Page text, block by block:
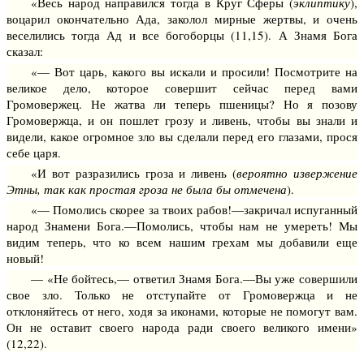
воцарил окончательно Ада, заколол мирные жертвы, и очень
веселились тогда Ад и все богоборцы (11,15). А Знамя Бога
сказал:
«— Вот царь, какого вы искали и просили! Посмотрите на
великое дело, которое совершит сейчас перед вами
Громовержец. Не жатва ли теперь пшеницы? Но я позову
Громовержца, и он пошлет грозу и ливень, чтобы вы знали и
видели, какое огромное зло вы сделали перед его глазами, прося
себе царя.
«И вот разразились гроза и ливень (вероятно извержение
Этны, так как простая гроза не была бы отмечена).
«— Помолись скорее за твоих рабов!—закричал испуганный
народ Знамени Бога.—Помолись, чтобы нам не умереть! Мы
видим теперь, что ко всем нашим грехам мы добавили еще
новый!
— «Не бойтесь,— ответил Знамя Бога.—Вы уже совершили
свое зло. Только не отступайте от Громовержца и не
отклоняйтесь от него, ходя за иконами, которые не помогут вам.
Он не оставит своего народа ради своего великого имени»
(12,22).